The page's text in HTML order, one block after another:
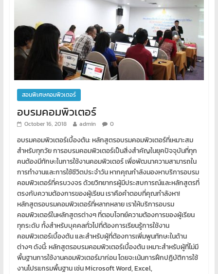
สอนพิเศษคอมพิวเตอร์
อบรมคอมพิวเตอร์
October 16, 2018 admin 0
อบรมคอมพิวเตอร์เบื้องต้น: หลักสูตรอบรมคอมพิวเตอร์ที่เหมาะสม
สำหรับทุกวัย การอบรมคอมพิวเตอร์เป็นสิ่งสำคัญในยุคปัจจุบันที่ทุก
คนต้องมีทักษะในการใช้งานคอมพิวเตอร์ เพื่อพัฒนาความสามารถใน
การทำงานและการใช้ชีวิตประจำวัน หากคุณกำลังมองหาบริการอบรม
คอมพิวเตอร์ที่ครบวงจร ด้วยวิทยากรผู้มีประสบการณ์และหลักสูตรที่
ตรงกับความต้องการของผู้เรียน เราคือคำตอบที่คุณกำลังหา!
หลักสูตรอบรมคอมพิวเตอร์ที่หลากหลาย เราให้บริการอบรม
คอมพิวเตอร์ในหลักสูตรต่างๆ ที่ตอบโจทย์ความต้องการของผู้เรียน
ทุกระดับ ทั้งสำหรับบุคคลทั่วไปที่ต้องการเรียนรู้การใช้งาน
คอมพิวเตอร์เบื้องต้น และสำหรับผู้ที่ต้องการเพิ่มพูนทักษะในด้าน
ต่างๆ ดังนี้: หลักสูตรอบรมคอมพิวเตอร์เบื้องต้น เหมาะสำหรับผู้ที่ไม่มี
พื้นฐานการใช้งานคอมพิวเตอร์มาก่อน โดยจะเน้นการฝึกปฏิบัติการใช้
งานโปรแกรมพื้นฐาน เช่น Microsoft Word, Excel,